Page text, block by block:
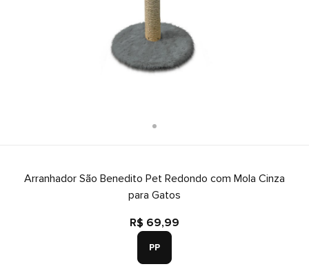
Arranhador São Benedito Pet Redondo com Mola Cinza
para Gatos
R$ 69,99
PP